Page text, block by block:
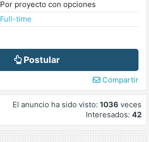
Por proyecto con opciones
Full-time
Postular
Compartir
El anuncio ha sido visto: 1036 veces
Interesados: 42